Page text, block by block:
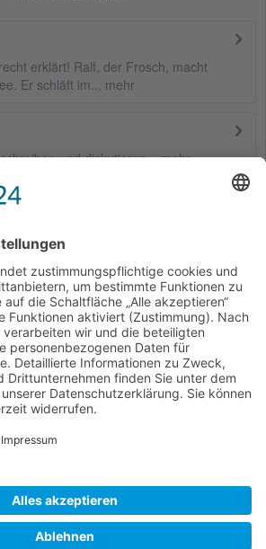
erklärt! Ralf, der Frosch, macht
Er schläft im... mehr
und diskutieren...mehr
angesehen
Mehrwertsteuer zzgl.Versandkostenund ggf.
wenn nicht anders beschrieben
Downloads
Datenschutz
Impressum